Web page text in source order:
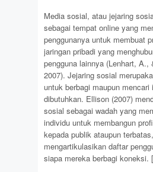
Media sosial, atau jejaring
sebagai tempat online yang
penggunanya untuk membuat
jaringan pribadi yang
pengguna lainnya (Lenhart, A.,
2007). Jejaring sosial
untuk berbagi maupun mencari
dibutuhkan. Ellison (2007)
sosial sebagai wadah yang
individu untuk membangun
kepada publik ataupun
mengartikulasikan daftar
siapa mereka berbagi koneksi.